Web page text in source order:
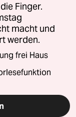
Finger.
macht und
werden.
frei Haus